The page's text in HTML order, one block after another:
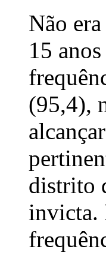
Não
15
(95,4),
distrito
invicta.